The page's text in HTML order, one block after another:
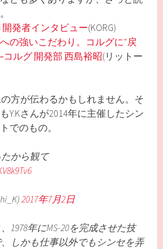
開発者インタビュー(KORG)
の強いこだわり。コルグに“戻
ルグ 開発部 西島裕昭(リットー
の方が伝わるかもしれません。そ
Y.Kさんが2014年に主催したシン
でのもの。
たから観て
2017年7月2日
1978年にMS-20を完成させた技
しかも仕事以外でもシンセを弄